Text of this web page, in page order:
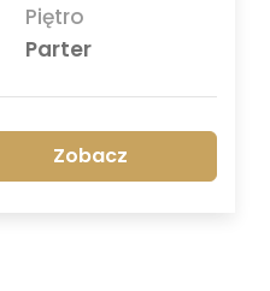
Piętro
Parter
Zobacz